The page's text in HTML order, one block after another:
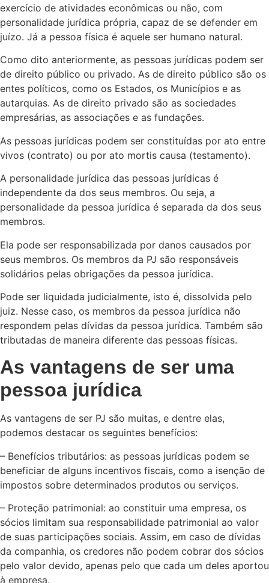
exercício de atividades econômicas ou não, com
personalidade jurídica própria, capaz de se defender em
juízo. Já a pessoa física é aquele ser humano natural.
Como dito anteriormente, as pessoas jurídicas podem ser
de direito público ou privado. As de direito público são os
entes políticos, como os Estados, os Municípios e as
autarquias. As de direito privado são as sociedades
empresárias, as associações e as fundações.
As pessoas jurídicas podem ser constituídas por ato entre
vivos (contrato) ou por ato mortis causa (testamento).
A personalidade jurídica das pessoas jurídicas é
independente da dos seus membros. Ou seja, a
personalidade da pessoa jurídica é separada da dos seus
membros.
Ela pode ser responsabilizada por danos causados por
seus membros. Os membros da PJ são responsáveis
solidários pelas obrigações da pessoa jurídica.
Pode ser liquidada judicialmente, isto é, dissolvida pelo
juiz. Nesse caso, os membros da pessoa jurídica não
respondem pelas dívidas da pessoa jurídica. Também são
tributadas de maneira diferente das pessoas físicas.
As vantagens de ser uma
pessoa jurídica
As vantagens de ser PJ são muitas, e dentre elas,
podemos destacar os seguintes benefícios:
– Benefícios tributários: as pessoas jurídicas podem se
beneficiar de alguns incentivos fiscais, como a isenção de
impostos sobre determinados produtos ou serviços.
– Proteção patrimonial: ao constituir uma empresa, os
sócios limitam sua responsabilidade patrimonial ao valor
de suas participações sociais. Assim, em caso de dívidas
da companhia, os credores não podem cobrar dos sócios
pelo valor devido, apenas pelo que cada um deles aportou
à empresa.